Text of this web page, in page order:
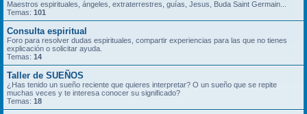
Maestros espirituales, ángeles, extraterrestres, guías, Jesus, Buda Saint Germain...
Temas: 101
Consulta espiritual
Foro para resolver dudas espirituales, compartir experiencias para las que no tienes
explicación o solicitar ayuda.
Temas: 14
Taller de SUEÑOS
¿Has tenido un sueño reciente que quieres interpretar? O un sueño que se repite
muchas veces y te interesa conocer su significado?
Temas: 18